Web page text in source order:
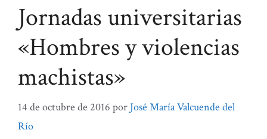
Jornadas universitarias
«Hombres y violencias
machistas»
14 de octubre de 2016 por José María Valcuende del
Río